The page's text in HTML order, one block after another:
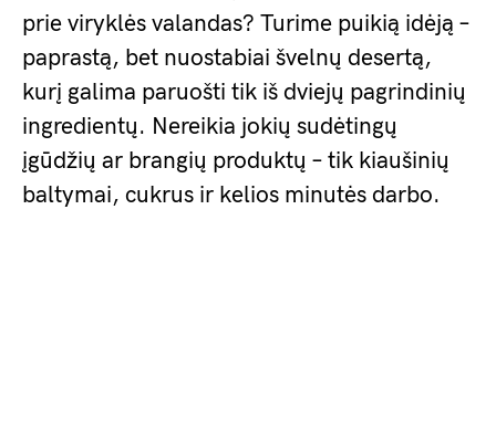
prie viryklės valandas? Turime puikią idėją –
paprastą, bet nuostabiai švelnų desertą,
kurį galima paruošti tik iš dviejų pagrindinių
ingredientų. Nereikia jokių sudėtingų
įgūdžių ar brangių produktų – tik kiaušinių
baltymai, cukrus ir kelios minutės darbo.